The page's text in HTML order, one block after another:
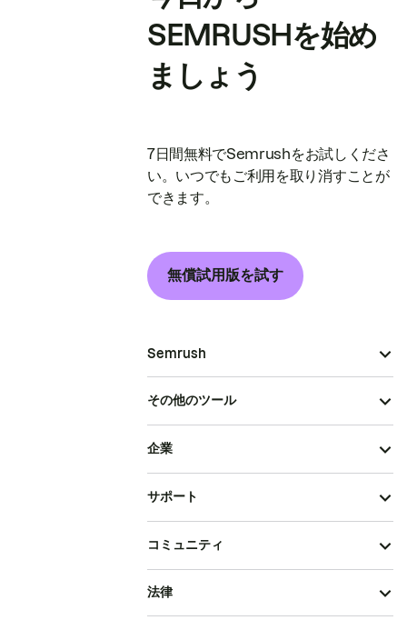
SEMRUSHを始め
ましょう
7日間無料でSemrushをお試しくださ
い。いつでもご利用を取り消すことが
できます。
無償試用版を試す
Semrush
その他のツール
企業
サポート
コミュニティ
法律